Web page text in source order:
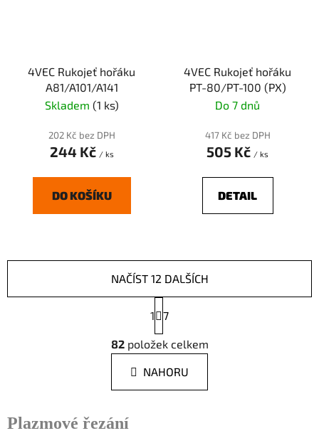
4VEC Rukojeť hořáku
A81/A101/A141
Skladem (1 ks)
202 Kč bez DPH
244 Kč / ks
DO KOŠÍKU
4VEC Rukojeť hořáku
PT-80/PT-100 (PX)
Do 7 dnů
417 Kč bez DPH
505 Kč / ks
DETAIL
O
v
á
d
NAČÍST 12 DALŠÍCH
S
t
r
á
n
k
1 7
82položek celkem
NAHORU
Plazmové řezání